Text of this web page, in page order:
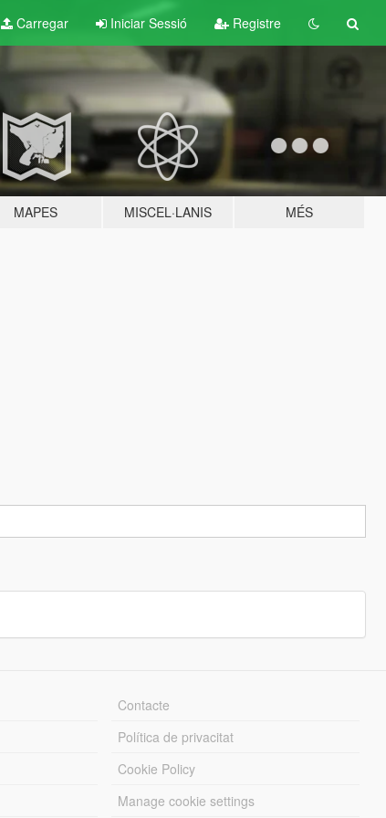
Carregar Iniciar Sessió Registre
MAPES MISCEL·LANIS MÉS
Contacte
Política de privacitat
Cookie Policy
Manage cookie settings